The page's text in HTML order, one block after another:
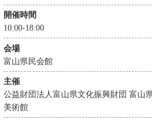
開催時間
10:00-18:00
会場
富山県民会館
主催
公益財団法人富山県文化振興財団 富山
美術館